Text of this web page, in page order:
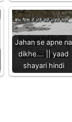
Jahan se apne na
dikhe.... || yaad
shayari hindi